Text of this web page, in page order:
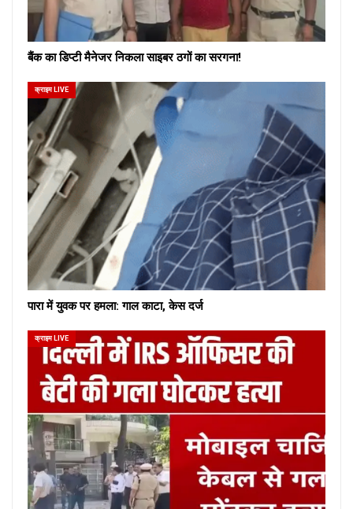
बैंक का डिप्टी मैनेजर निकला साइबर ठगों का सरगना!
क्राइम LIVE
पारा में युवक पर हमला: गाल काटा, केस दर्ज
क्राइम LIVE